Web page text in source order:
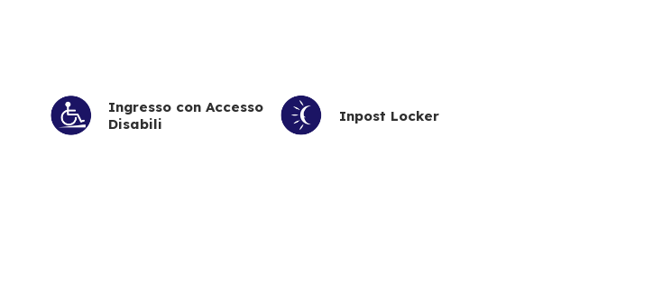
Ingresso con Accesso
Disabili
Inpost Locker